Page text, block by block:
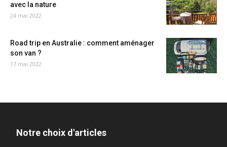
avec la nature
24 mai 2022
Road trip en Australie : comment aménager
son van ?
17 mai 2022
Notre choix d'articles